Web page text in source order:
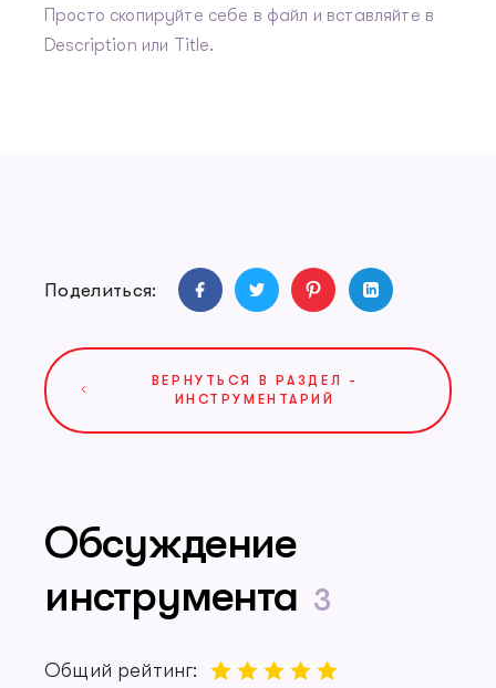
Просто скопируйте себе в файл и вставляйте в
Description или Title.
ВЕРНУТЬСЯ В РАЗДЕЛ -
ИНСТРУМЕНТАРИЙ
Поделиться:
Обсуждение
инструмента 3
Общий рейтинг: